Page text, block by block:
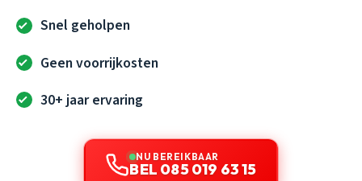
Snel geholpen
Geen voorrijkosten
30+ jaar ervaring
NU BEREIKBAAR
BEL 085 019 63 15